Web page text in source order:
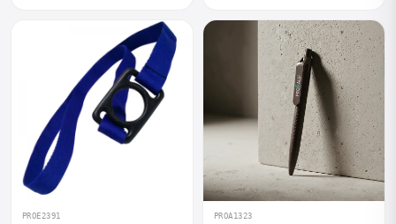
PROE2391 PROA1323